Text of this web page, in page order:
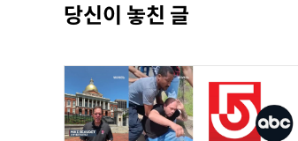
당신이 놓친 글